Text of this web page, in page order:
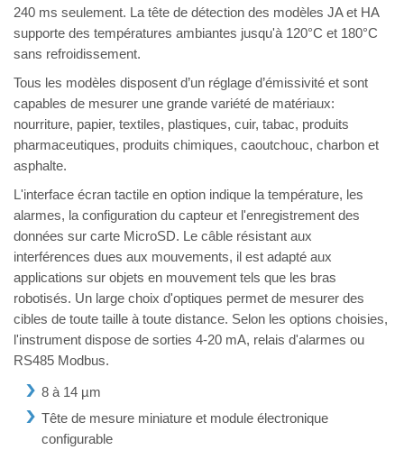
240 ms seulement. La tête de détection des modèles JA et HA
supporte des températures ambiantes jusqu'à 120°C et 180°C
sans refroidissement.
Tous les modèles disposent d’un réglage d’émissivité et sont
capables de mesurer une grande variété de matériaux:
nourriture, papier, textiles, plastiques, cuir, tabac, produits
pharmaceutiques, produits chimiques, caoutchouc, charbon et
asphalte.
L'interface écran tactile en option indique la température, les
alarmes, la configuration du capteur et l'enregistrement des
données sur carte MicroSD. Le câble résistant aux
interférences dues aux mouvements, il est adapté aux
applications sur objets en mouvement tels que les bras
robotisés. Un large choix d'optiques permet de mesurer des
cibles de toute taille à toute distance. Selon les options choisies,
l'instrument dispose de sorties 4-20 mA, relais d'alarmes ou
RS485 Modbus.
8 à 14 µm
Tête de mesure miniature et module électronique
configurable